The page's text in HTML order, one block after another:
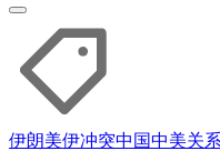
伊朗美伊冲突中国中美关系